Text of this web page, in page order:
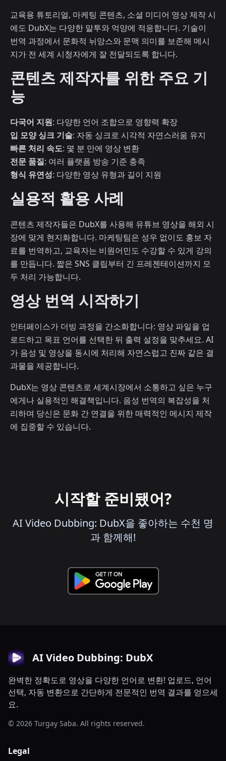
교육용 튜토리얼, 마케팅 콘텐츠, 소셜 미디어 영상 제작 시
에도 DubX는 다양한 말투와 억양에 적응합니다. 기술이
번역 과정에서 문화적 뉘앙스와 문맥 의미를 보존해 메시
지가 전 세계 시청자에게 잘 전달되도록 합니다.
콘텐츠 제작자를 위한 주요 기
능
다국어 지원: 다양한 언어 조합으로 영향력 확장
입 모양 싱크 기술: 자동 싱크로 시각적 자연스러움 유지
빠른 처리 속도: 몇 분 만에 영상 변환
전문 품질: 여러 플랫폼 방송 기준 충족
형식 유연성: 다양한 영상 유형과 길이 지원
실용적 활용 사례
콘텐츠 제작자들은 DubX를 사용해 유튜브 영상을 해외 시
장에 맞게 현지화합니다. 마케팅팀은 성우 없이도 홍보 자
료를 번역하고, 교육자는 비원어민도 수강할 수 있게 강의
를 만듭니다. 짧은 SNS 클립부터 긴 프레젠테이션까지 모
두 처리 가능합니다.
영상 번역 시작하기
인터페이스가 더빙 과정을 간소화합니다: 영상 파일을 업
로드하고 목표 언어를 선택한 뒤 출력 설정을 맞추세요. AI
가 음성 및 영상을 동시에 처리해 자연스럽고 진짜 같은 결
과물을 제공합니다.
DubX는 영상 콘텐츠로 세계시장에서 소통하고 싶은 누구
에게나 실용적인 해결책입니다. 음성 번역의 복잡성을 처
리하며 당신은 문화 간 연결을 위한 매력적인 메시지 제작
에 집중할 수 있습니다.
시작할 준비됐어?
AI Video Dubbing: DubX을 좋아하는 수천 명
과 함께해!
AI Video Dubbing: DubX
완벽한 정확도로 영상을 다양한 언어로 변환! 업로드, 언어
선택, 자동 변환으로 간단하게 전문적인 번역 결과를 얻으세
요.
© 2026 Turgay Saba. All rights reserved.
Legal